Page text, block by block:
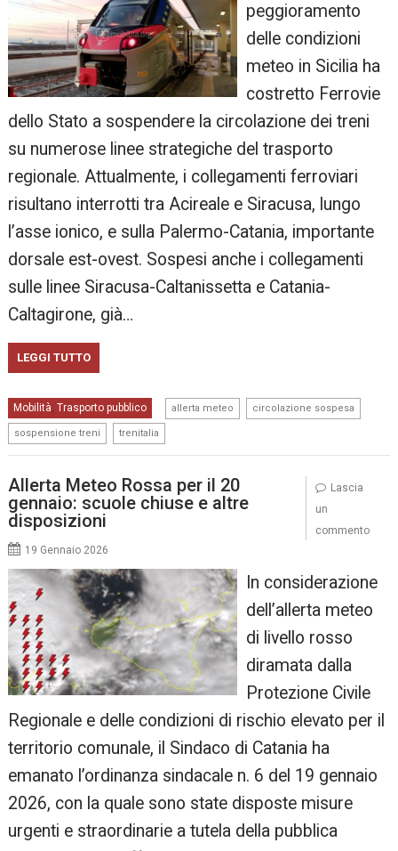
peggioramento
delle condizioni
meteo in Sicilia ha
costretto Ferrovie
dello Stato a sospendere la circolazione dei treni
su numerose linee strategiche del trasporto
regionale. Attualmente, i collegamenti ferroviari
risultano interrotti tra Acireale e Siracusa, lungo
l’asse ionico, e sulla Palermo-Catania, importante
dorsale est-ovest. Sospesi anche i collegamenti
sulle linee Siracusa-Caltanissetta e Catania-
Caltagirone, già…
LEGGI TUTTO
Mobilità, Trasporto pubblico allerta meteo circolazione sospesa
sospensione treni trenitalia
Allerta Meteo Rossa per il 20
gennaio: scuole chiuse e altre
disposizioni
19 Gennaio 2026
In considerazione
dell’allerta meteo
di livello rosso
diramata dalla
Protezione Civile
Regionale e delle condizioni di rischio elevato per il
territorio comunale, il Sindaco di Catania ha
emanato l’ordinanza sindacale n. 6 del 19 gennaio
2026, con la quale sono state disposte misure
urgenti e straordinarie a tutela della pubblica
Lascia
un
commento